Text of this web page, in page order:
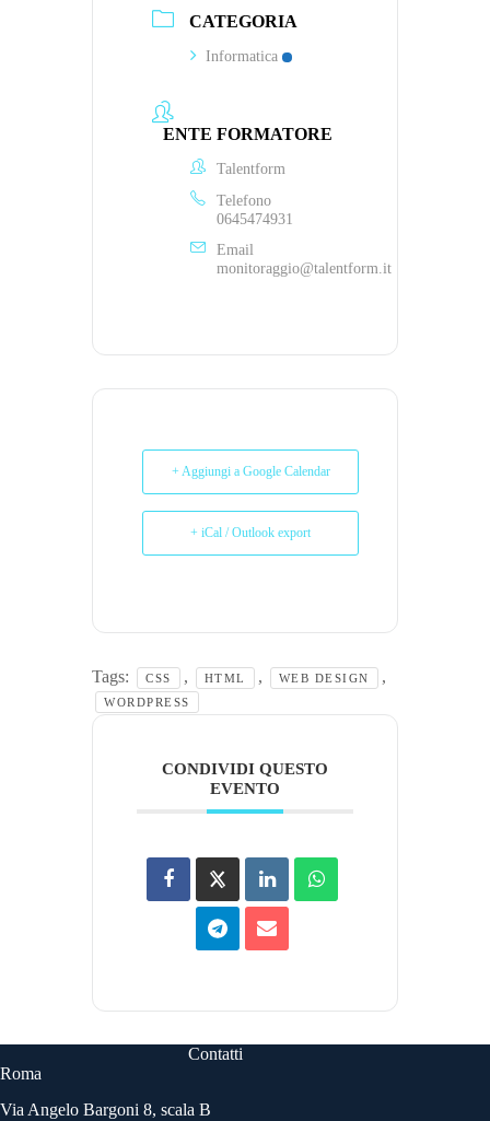
CATEGORIA
Informatica
ENTE FORMATORE
Talentform
Telefono
0645474931
Email
monitoraggio@talentform.it
+ Aggiungi a Google Calendar
+ iCal / Outlook export
Tags: CSS , HTML , WEB DESIGN ,
WORDPRESS
CONDIVIDI QUESTO
EVENTO
Contatti
Roma
Via Angelo Bargoni 8, scala B